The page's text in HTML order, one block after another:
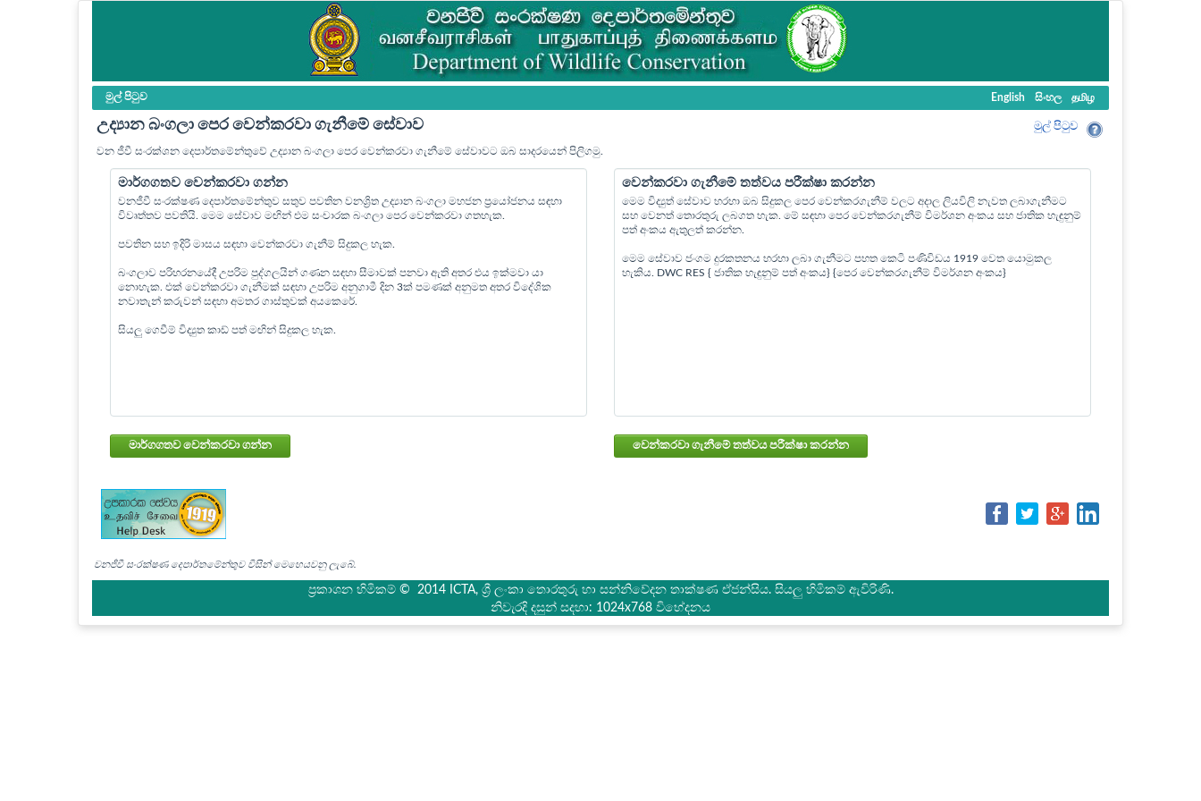
මුල් පි‍ටුව English සිංහල தமிழ
උද්‍යාන බංගලා පෙර වෙන්කරවා ගැනීමේ සේවාව මුල් පි‍ටුව
වන ජීවී සංරක්ශන දෙපාර්තමේන්තුවේ උද්‍යාන බංගලා පෙර වෙන්කරවා ගැනීමේ සේවාවට ඔබ සාදරයෙන් පිලිගමු.
මාර්ගගතව වෙන්කරවා ගන්න
වනජීවී සංරක්ෂණ දෙපාර්තමේන්තුව සතුව පවතින වනශ්‍රිත උද්‍යාන බංගලා මහජන ප්‍රයෝජනය සඳහා
විවෘත්තව පවතියි. මෙම සේවාව මඟින් එම සංචාරක බංගලා පෙර වෙන්කරවා ගතහැක.
පවතින සහ ඉදිරි මාසය සඳහා වෙන්කරවා ගැනීම් සිදුකල හැක.
බංගලාව පරිහරනයේදී උපරිම පුද්ගලයින් ගණන සඳහා සීමාවක් පනවා ඇති අතර එය ඉක්මවා යා
නොහැක. එක් වෙන්කරවා ගැනීමක් සඳහා උපරිම අනුගාමී දින 3ක් පමණක් අනුමත අතර විදේශික
නවාතැන් කරුවන් සඳහා අමතර ගාස්තුවක් අයකෙරේ.
සියලු ගෙවීම් විද්‍යුත කාඩ් පත් මඟින් සිදුකල හැක.
මාර්ගගතව වෙන්කරවා ගන්න
වෙන්කරවා ගැනීමේ තත්වය පරීක්ෂා කරන්න
මෙම විද්‍යුත් සේවාව හරහා ඔබ සිදුකල පෙර වෙන්කරගැනීම් වලට අදාල ලියවිලි නැවත ලබාගැනීමට
සහ වෙනත් තොරතුරු ලබගත හැක. මේ සඳහා පෙර වෙන්කරගැනීම් විමර්ශන අංකය සහ ජාතික හැඳුනුම්
පත් අංකය ඇතුලත් කරන්න.
මෙම සේවාව ජංගම දුරකතනය හරහා ලබා ගැනීමට පහත කෙටි පණිවිඩය 1919 වෙත යොමුකල
හැකිය. DWC RES { ජාතික හැඳුනුම් පත් අංකය} {පෙර වෙන්කරගැනීම් විමර්ශන අංකය}
වෙන්කරවා ගැනීමේ තත්වය පරීක්ෂා කරන්න
වනජීවී සංරක්ෂණ දෙපාර්තමේන්තුව විසින් මෙහෙයවනු ලැබේ.
ප්‍රකාශන හිමිකම් © 2014 ICTA, ශ්‍රී ලංකා තොරතුරු හා සන්නිවේදන තාක්ෂණ ඒජන්සිය. සියලු හිමිකම් ඇවිරිණි.
නිවැරදි දසුන් සදහා: 1024x768 විභේදනය